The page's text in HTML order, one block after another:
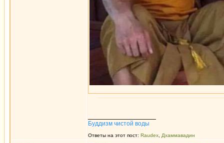
Буддизм чистой воды
Ответы на этот пост: Raudex Дхаммавадин